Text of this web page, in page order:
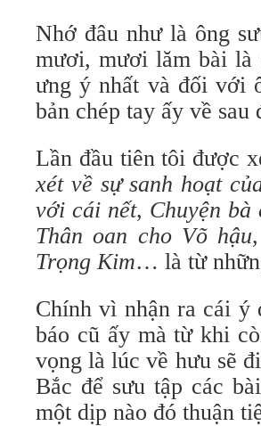
Nhớ đâu như là ông
mươi, mươi lăm bài là
ưng ý nhất và đối với
bản chép tay ấy về sau
Lần đầu tiên tôi được
xét về sự sanh hoạt
với cái nết, Chuyện bà
Thân oan cho Võ hậu
Trọng Kim… là từ
Chính vì nhận ra cái ý
báo cũ ấy mà từ khi
vọng là lúc về hưu sẽ
Bắc để sưu tập các
một dịp nào đó thuận